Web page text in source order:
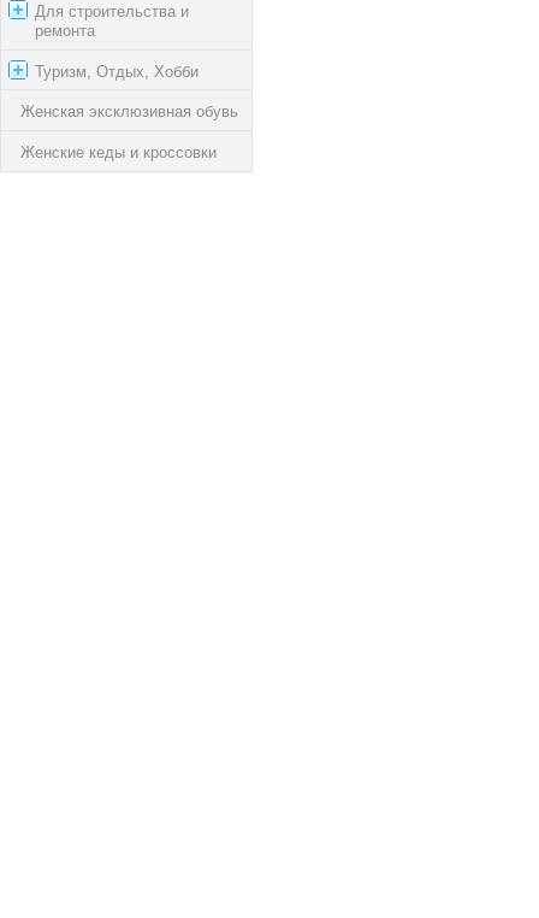
Для строительства и
ремонта
Туризм, Отдых, Хобби
Женская эксклюзивная обувь
Женские кеды и кроссовки